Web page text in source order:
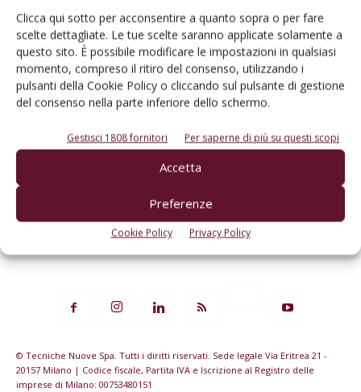
Clicca qui sotto per acconsentire a quanto sopra o per fare
scelte dettagliate. Le tue scelte saranno applicate solamente a
questo sito. È possibile modificare le impostazioni in qualsiasi
momento, compreso il ritiro del consenso, utilizzando i
pulsanti della Cookie Policy o cliccando sul pulsante di gestione
del consenso nella parte inferiore dello schermo.
Gestisci 1808 fornitori Per saperne di più su questi scopi
Accetta
Preferenze
Cookie Policy Privacy Policy
Rimani aggiornato sul mondo
dell’agricoltura
Iscriviti alle nostre newsletter
© Tecniche Nuove Spa. Tutti i diritti riservati. Sede legale Via Eritrea 21 -
20157 Milano | Codice fiscale, Partita IVA e Iscrizione al Registro delle
imprese di Milano: 00753480151